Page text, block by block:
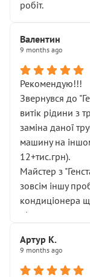
робіт.
Валентин
9 months ago
Рекомендую!!!
Звернувся до
витік рідини з
заміна даної
машину на
12+тис.грн).
Майстер з
зовсім іншу
кондиціонера
підсумку.
Артур К.
9 months ago